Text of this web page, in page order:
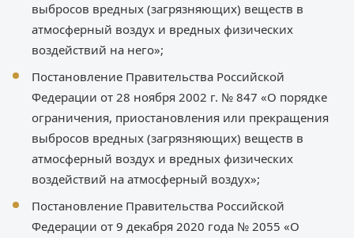
выбросов вредных (загрязняющих) веществ в
атмосферный воздух и вредных физических
воздействий на него»;
Постановление Правительства Российской
Федерации от 28 ноября 2002 г. № 847 «О порядке
ограничения, приостановления или прекращения
выбросов вредных (загрязняющих) веществ в
атмосферный воздух и вредных физических
воздействий на атмосферный воздух»;
Постановление Правительства Российской
Федерации от 9 декабря 2020 года № 2055 «О